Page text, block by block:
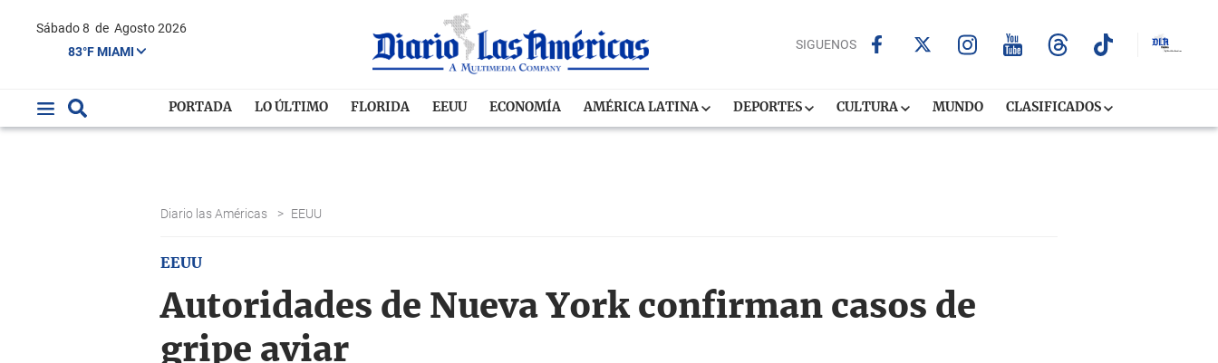
Sábado 8 de Agosto 2026
83°F MIAMI
SIGUENOS
PORTADA LO ÚLTIMO FLORIDA EEUU ECONOMÍA AMÉRICA LATINA DEPORTES CULTURA MUNDO CLASIFICADOS
Diario las Américas > EEUU
EEUU
Autoridades de Nueva York confirman casos de
gripe aviar